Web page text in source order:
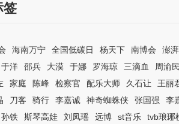
签
海南万宁 全国低碳日 杨天下 南博会 澎湃
于洋 邵兵 大漠 于娜 罗海琼 三滴血 周渝民
家庭 陈峰 检察官 配乐大师 久石让 王丽
刀客 骑行 李嘉诚 神奇蜘蛛侠 张国强 李
孙铁 斯琴高娃 刘凤瑶 远博 st音乐 tvb琅琊